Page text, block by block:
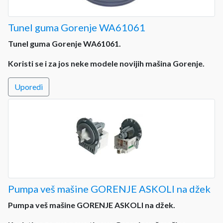
Tunel guma Gorenje WA61061
Tunel guma Gorenje WA61061.
Koristi se i za jos neke modele novijih mašina Gorenje.
Uporedi
Pumpa veš mašine GORENJE ASKOLI na džek
Pumpa veš mašine GORENJE ASKOLI na džek.